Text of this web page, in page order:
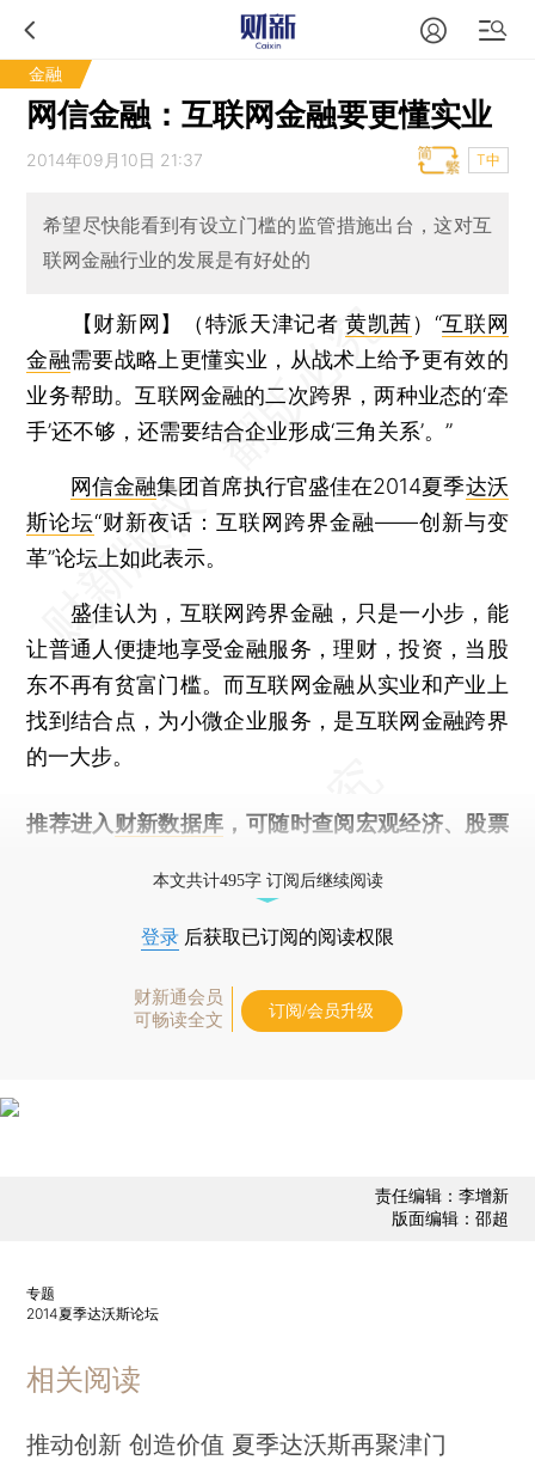
金融
网信金融：互联网金融要更懂实业
2014年09月10日 21:37 T中
希望尽快能看到有设立门槛的监管措施出台，这对互
联网金融行业的发展是有好处的
【财新网】（特派天津记者黄凯茜） “互联网
金融需要战略上更懂实业，从战术上给予更有效的
业务帮助。互联网金融的二次跨界，两种业态的‘牵
手’还不够，还需要结合企业形成‘三角关系’。”
网信金融集团首席执行官盛佳在2014夏季达沃
斯论坛“财新夜话：互联网跨界金融——创新与变
革”论坛上如此表示。
盛佳认为，互联网跨界金融，只是一小步，能
让普通人便捷地享受金融服务，理财，投资，当股
东不再有贫富门槛。而互联网金融从实业和产业上
找到结合点，为小微企业服务，是互联网金融跨界
的一大步。
推荐进入 财新数据库 ，可随时查阅宏观经济、股票
本文共计495字 订阅后继续阅读
登录 后获取已订阅的阅读权限
财新通会员
可畅读全文
订阅/会员升级
责任编辑：李增新
版面编辑：邵超
专题
2014夏季达沃斯论坛
相关阅读
推动创新 创造价值 夏季达沃斯再聚津门